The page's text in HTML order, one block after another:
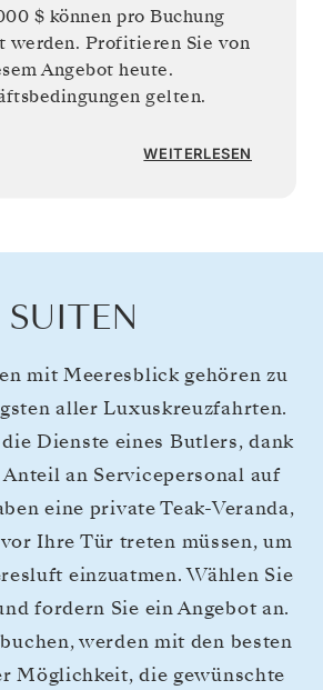
$ können pro Buchung
werden. Profitieren Sie von
Angebot heute.
gelten.
WEITERLESEN
SUITEN
mit Meeresblick gehören zu
aller Luxuskreuzfahrten.
Dienste eines Butlers, dank
an Servicepersonal auf
eine private Teak-Veranda,
Ihre Tür treten müssen, um
einzuatmen. Wählen Sie
fordern Sie ein Angebot an.
werden mit den besten
Möglichkeit, die gewünschte